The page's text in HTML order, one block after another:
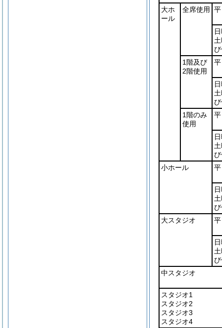
大ホ
ール
全席使用
1階及び
2階使用
1階のみ
使用
小ホール
大スタジオ
中スタジオ
スタジオ1
スタジオ2
スタジオ3
スタジオ4